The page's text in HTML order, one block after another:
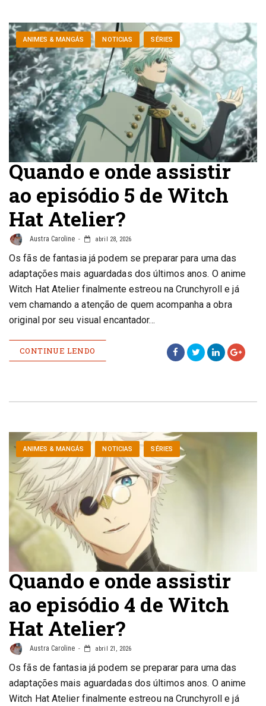
ANIMES & MANGÁS NOTICIAS SÉRIES
Quando e onde assistir
ao episódio 5 de Witch
Hat Atelier?
Austra Caroline abril 28, 2026
Os fãs de fantasia já podem se preparar para uma das
adaptações mais aguardadas dos últimos anos. O anime
Witch Hat Atelier finalmente estreou na Crunchyroll e já
vem chamando a atenção de quem acompanha a obra
original por seu visual encantador…
CONTINUE LENDO
ANIMES & MANGÁS NOTICIAS SÉRIES
Quando e onde assistir
ao episódio 4 de Witch
Hat Atelier?
Austra Caroline abril 21, 2026
Os fãs de fantasia já podem se preparar para uma das
adaptações mais aguardadas dos últimos anos. O anime
Witch Hat Atelier finalmente estreou na Crunchyroll e já